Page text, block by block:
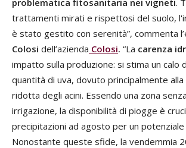
trattamenti mirati e rispettosi del suolo,
è stato gestito con serenità”, commenta
Colosi dell’azienda Colosi. “La carenza
impatto sulla produzione: si stima un calo
quantità di uva, dovuto principalmente
ridotta degli acini. Essendo una zona
irrigazione, la disponibilità di piogge è
precipitazioni ad agosto per un
Nonostante queste sfide, la vendemmia